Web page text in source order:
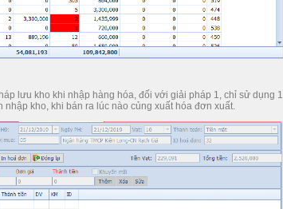
lưu kho khi nhập hàng hóa, đối với giải pháp 1, chỉ sử dụng 1
kho, khi bán ra lúc nào củng xuất hóa đơn xuất.